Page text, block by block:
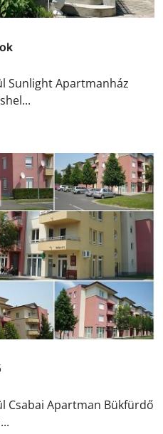
Sunlight Apartmanház
Csabai Apartman Bükfürdő